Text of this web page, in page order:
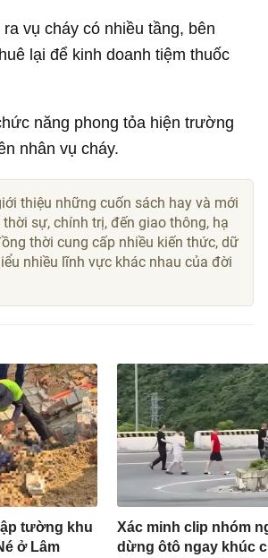
vụ cháy có nhiều tầng, bên
lại để kinh doanh tiệm thuốc
năng phong tỏa hiện trường
nhân vụ cháy.
thiệu những cuốn sách hay và mới
sự, chính trị, đến giao thông, hạ
thời cung cấp nhiều kiến thức, dữ
nhiều lĩnh vực khác nhau của đời
tường khu
ở Lâm
Xác minh clip nhóm
dừng ôtô ngay khúc